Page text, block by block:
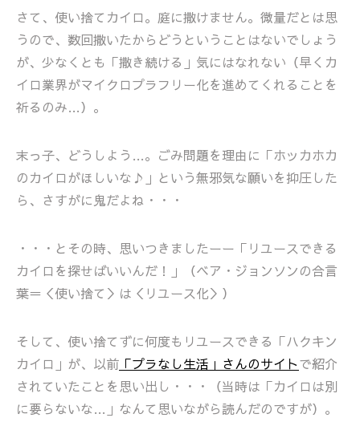
さて、使い捨てカイロ。庭に撒けません。微量だとは思
うので、数回撒いたからどうということはないでしょう
が、少なくとも「撒き続ける」気にはなれない（早くカ
イロ業界がマイクロプラフリー化を進めてくれることを
祈るのみ…）。
末っ子、どうしよう…。ごみ問題を理由に「ホッカホカ
のカイロがほしいな♪」という無邪気な願いを抑圧した
ら、さすがに鬼だよね・・・
・・・とその時、思いつきましたーー「リユースできる
カイロを探せばいいんだ！」（ベア・ジョンソンの合言
葉＝＜使い捨て＞は＜リユース化＞）
そして、使い捨てずに何度もリユースできる「ハクキン
カイロ」が、以前 「プラなし生活」さんのサイトで紹介
されていたことを思い出し・・・（当時は「カイロは別
に要らないな…」なんて思いながら読んだのですが）。